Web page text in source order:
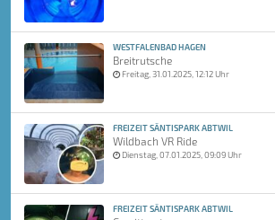
WESTFALENBAD HAGEN
Breitrutsche
Freitag, 31.01.2025, 12:12 Uhr
FREIZEIT SÄNTISPARK ABTWIL
Wildbach VR Ride
Dienstag, 07.01.2025, 09:09 Uhr
FREIZEIT SÄNTISPARK ABTWIL